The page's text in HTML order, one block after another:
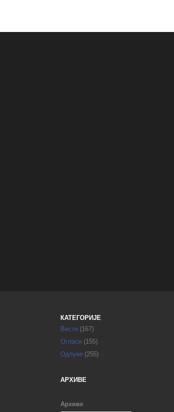
КАТЕГОРИЈЕ
Вести (167)
Огласи (155)
Одлуке (255)
АРХИВЕ
Архиве